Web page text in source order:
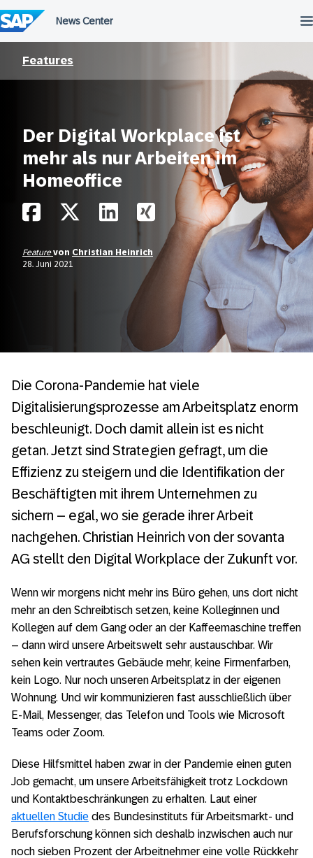
Features
Der Digital Workplace ist
mehr als nur Arbeiten im
Homeoffice
Featurevon Christian Heinrich
28. Juni 2021
Die Corona-Pandemie hat viele
Digitalisierungsprozesse am Arbeitsplatz enorm
beschleunigt. Doch damit allein ist es nicht
getan. Jetzt sind Strategien gefragt, um die
Effizienz zu steigern und die Identifikation der
Beschäftigten mit ihrem Unternehmen zu
sichern – egal, wo sie gerade ihrer Arbeit
nachgehen. Christian Heinrich von der sovanta
AG stellt den Digital Workplace der Zukunft vor.
Wenn wir morgens nicht mehr ins Büro gehen, uns dort nicht
mehr an den Schreibtisch setzen, keine Kolleginnen und
Kollegen auf dem Gang oder an der Kaffeemaschine treffen
– dann wird unsere Arbeitswelt sehr austauschbar. Wir
sehen kein vertrautes Gebäude mehr, keine Firmenfarben,
kein Logo. Nur noch unseren Arbeitsplatz in der eigenen
Wohnung. Und wir kommunizieren fast ausschließlich über
E-Mail, Messenger, das Telefon und Tools wie Microsoft
Teams oder Zoom.
Diese Hilfsmittel haben zwar in der Pandemie einen guten
Job gemacht, um unsere Arbeitsfähigkeit trotz Lockdown
und Kontaktbeschränkungen zu erhalten. Laut einer
aktuellen Studie des Bundesinstituts für Arbeitsmarkt- und
Berufsforschung können sich deshalb inzwischen auch nur
noch sieben Prozent der Arbeitnehmer eine volle Rückkehr